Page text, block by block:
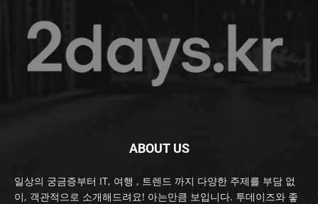
ABOUT US
일상의 궁금증부터 IT, 여행 , 트렌드 까지 다양한 주제를 부담 없
이, 객관적으로 소개해드려요! 아는만큼 보입니다. 투데이즈와 좋